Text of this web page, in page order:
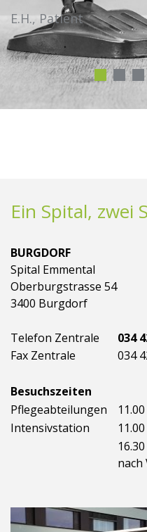
E.H., Patient
Ein Spital, zwei
BURGDORF
Spital Emmental
Oberburgstrasse 54
3400 Burgdorf
Telefon Zentrale
034
Fax Zentrale
034
Besuchszeiten
Pflegeabteilungen
Intensivstation